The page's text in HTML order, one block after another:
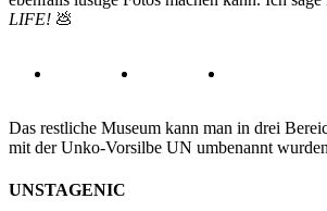
LIFE! 💩
Das restliche Museum kann man in drei
mit der Unko-Vorsilbe UN umbenannt
UNSTAGENIC